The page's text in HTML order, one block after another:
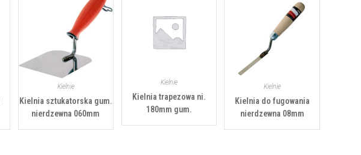
Kielnie
Kielnia sztukatorska gum.
nierdzewna 060mm
Kielnie
Kielnia trapezowa ni.
180mm gum.
Kielnie
Kielnia do fugowania
nierdzewna 08mm